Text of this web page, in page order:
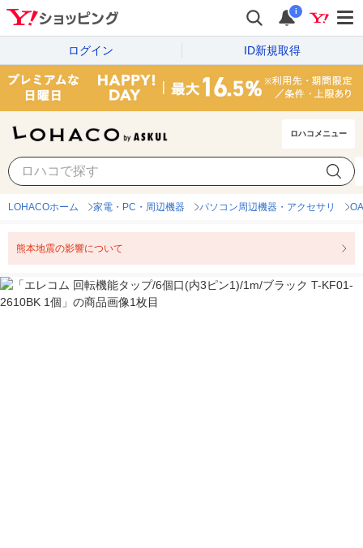
i
ログイン ID新規取得
ロハコメニュー
LOHACOホーム 家電・PC・周辺機器 パソコン周辺機器・アクセサリ
熊本地震の影響について